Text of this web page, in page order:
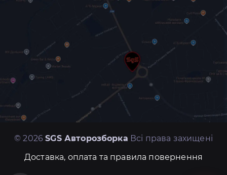
© 2026SGS Авторозборка Всі права захищені
Доставка, оплата та правила повернення